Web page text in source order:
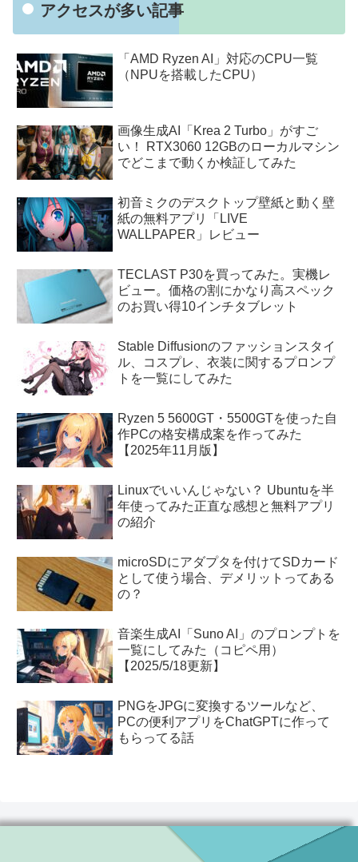
アクセスが多い記事
「AMD Ryzen AI」対応のCPU一覧
（NPUを搭載したCPU）
画像生成AI「Krea 2 Turbo」がすご
い！ RTX3060 12GBのローカルマシン
でどこまで動くか検証してみた
初音ミクのデスクトップ壁紙と動く壁
紙の無料アプリ「LIVE
WALLPAPER」レビュー
TECLAST P30を買ってみた。実機レ
ビュー。価格の割にかなり高スペック
のお買い得10インチタブレット
Stable Diffusionのファッションスタイ
ル、コスプレ、衣装に関するプロンプ
トを一覧にしてみた
Ryzen 5 5600GT・5500GTを使った自
作PCの格安構成案を作ってみた
【2025年11月版】
Linuxでいいんじゃない？ Ubuntuを半
年使ってみた正直な感想と無料アプリ
の紹介
microSDにアダプタを付けてSDカード
として使う場合、デメリットってある
の？
音楽生成AI「Suno AI」のプロンプトを
一覧にしてみた（コピペ用）
【2025/5/18更新】
PNGをJPGに変換するツールなど、
PCの便利アプリをChatGPTに作って
もらってる話